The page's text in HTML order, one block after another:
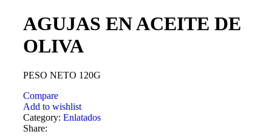
AGUJAS EN ACEITE DE
OLIVA
PESO NETO 120G
Compare
Add to wishlist
Category: Enlatados
Share: